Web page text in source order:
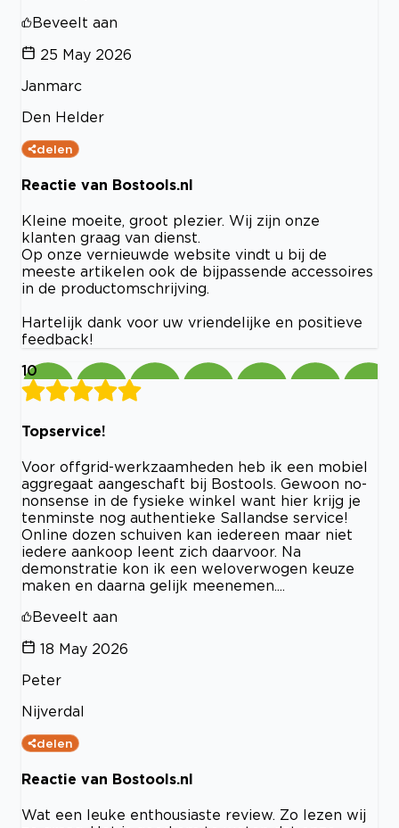
Beveelt aan
25 May 2026
Janmarc
Den Helder
delen
Reactie van Bostools.nl
Kleine moeite, groot plezier. Wij zijn onze
klanten graag van dienst.
Op onze vernieuwde website vindt u bij de
meeste artikelen ook de bijpassende accessoires
in de productomschrijving.
Hartelijk dank voor uw vriendelijke en positieve
feedback!
10
Topservice!
Voor offgrid-werkzaamheden heb ik een mobiel
aggregaat aangeschaft bij Bostools. Gewoon no-
nonsense in de fysieke winkel want hier krijg je
tenminste nog authentieke Sallandse service!
Online dozen schuiven kan iedereen maar niet
iedere aankoop leent zich daarvoor. Na
demonstratie kon ik een weloverwogen keuze
maken en daarna gelijk meenemen....
Beveelt aan
18 May 2026
Peter
Nijverdal
delen
Reactie van Bostools.nl
Wat een leuke enthousiaste review. Zo lezen wij